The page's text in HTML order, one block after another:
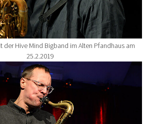
der Hive Mind Bigband im Alten Pfandhaus am
25.2.2019
for: